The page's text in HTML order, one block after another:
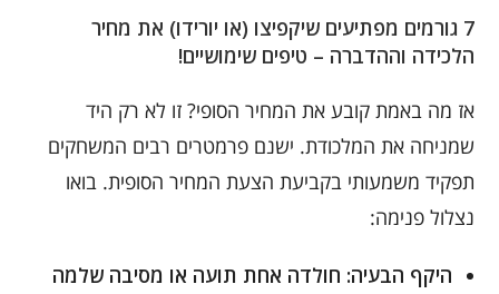
7 גורמים מפתיעים שיקפיצו (או יורידו) את מחיר
הלכידה וההדברה – טיפים שימושיים!
אז מה באמת קובע את המחיר הסופי? זו לא רק היד
שמניחה את המלכודת. ישנם פרמטרים רבים המשחקים
תפקיד משמעותי בקביעת הצעת המחיר הסופית. בואו
נצלול פנימה:
היקף הבעיה: חולדה אחת תועה או מסיבה שלמה